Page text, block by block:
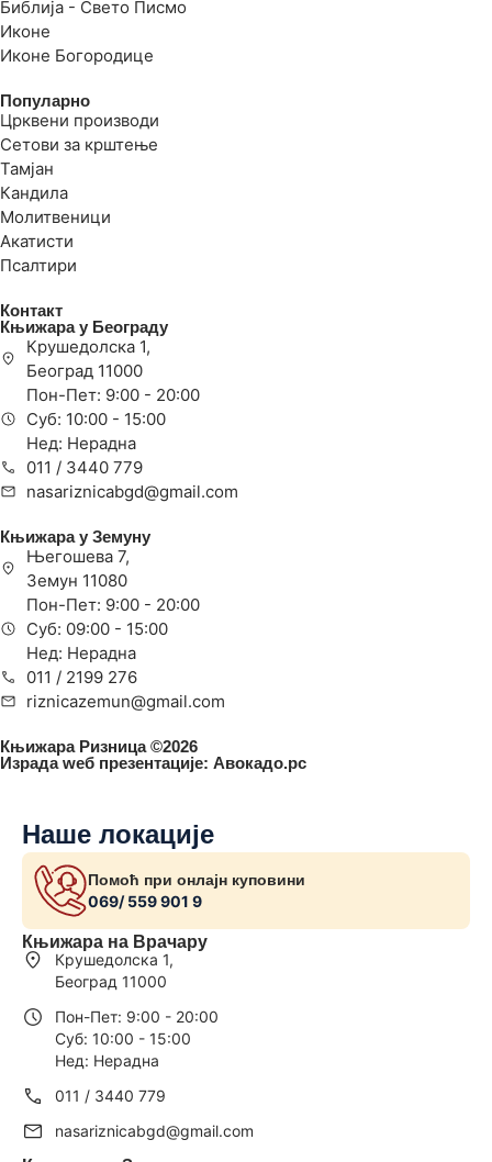
Библија - Свето Писмо
Иконе
Иконе Богородице
Популарно
Црквени производи
Сетови за крштење
Тамјан
Кандила
Молитвеници
Акатисти
Псалтири
Контакт
Књижара у Београду
Крушедолска 1,
Београд 11000
Пон-Пет: 9:00 - 20:00
Суб: 10:00 - 15:00
Нед: Нерадна
011 / 3440 779
nasariznicabgd@gmail.com
Књижара у Земуну
Његошева 7,
Земун 11080
Пон-Пет: 9:00 - 20:00
Суб: 09:00 - 15:00
Нед: Нерадна
011 / 2199 276
riznicazemun@gmail.com
Књижара Ризница ©️2026
Израда wеб презентације: Авокадо.рс
Наше локације
Помоћ при онлајн куповини
069/ 559 901 9
Књижара на Врачару
Крушедолска 1,
Београд 11000
Пон-Пет: 9:00 - 20:00
Суб: 10:00 - 15:00
Нед: Нерадна
011 / 3440 779
nasariznicabgd@gmail.com